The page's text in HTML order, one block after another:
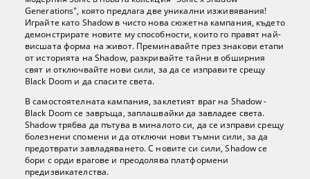
Generations", която предлага две уникални изживявания!
Играйте като Shadow в чисто нова сюжетна кампания, където
демонстрирате новите му способности, които го правят най-
висшата форма на живот. Преминавайте през знакови етапи
от историята на Shadow, разкривайте тайни в обширния
свят и отключвайте нови сили, за да се изправите срещу
Black Doom и да спасите света.
В самостоятелната кампания, заклетият враг на Shadow -
Black Doom се завръща, заплашвайки да завладее света.
Shadow трябва да пътува в миналото си, да се изправи срещу
болезнени спомени и да отключи нови тъмни сили, за да
предотврати завладяването. С новите си сили, Shadow се
бори с орди врагове и преодолява платформени
предизвикателства.